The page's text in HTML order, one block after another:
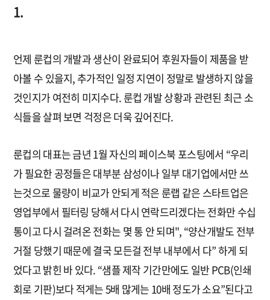
1.
언제 룬컵의 개발과 생산이 완료되어 후원자들이 제품을 받
아볼 수 있을지, 추가적인 일정 지연이 정말로 발생하지 않을
것인지가 여전히 미지수다. 룬컵 개발 상황과 관련된 최근 소
식들을 살펴 보면 걱정은 더욱 깊어진다.
룬컵의 대표는 금년 1월 자신의 페이스북 포스팅에서 “우리
가 필요한 공정들은 대부분 삼성이나 일부 대기업에서만 쓰
는것으로 물량이 비교가 안되게 적은 룬랩 같은 스타트업은
영업부에서 필터링 당해서 다시 연락드리겠다는 전화만 수십
통이고 다시 걸려온 전화는 몇 통 안 되며", “양산개발도 전부
거절 당했기 때문에 결국 모든걸 전부 내부에서 다” 하게 되
었다고 밝힌 바 있다. “샘플 제작 기간만에도 일반 PCB(인쇄
회로 기판)보다 적게는 5배 많게는 10배 정도가 소요”된다고